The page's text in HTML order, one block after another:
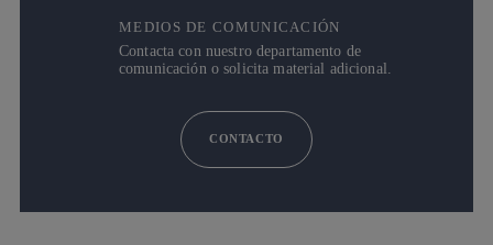
MEDIOS DE COMUNICACIÓN
Contacta con nuestro departamento de
comunicación o solicita material adicional.
CONTACTO